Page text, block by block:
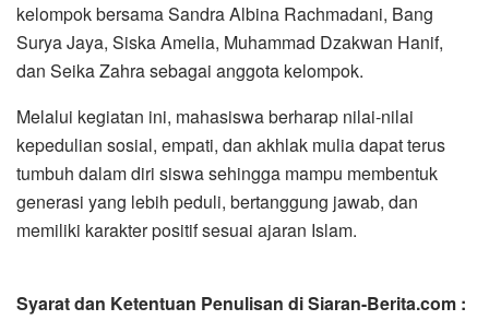
kelompok bersama Sandra Albina Rachmadani, Bang
Surya Jaya, Siska Amelia, Muhammad Dzakwan Hanif,
dan Seika Zahra sebagai anggota kelompok.
Melalui kegiatan ini, mahasiswa berharap nilai-nilai
kepedulian sosial, empati, dan akhlak mulia dapat terus
tumbuh dalam diri siswa sehingga mampu membentuk
generasi yang lebih peduli, bertanggung jawab, dan
memiliki karakter positif sesuai ajaran Islam.
Syarat dan Ketentuan Penulisan di Siaran-Berita.com :